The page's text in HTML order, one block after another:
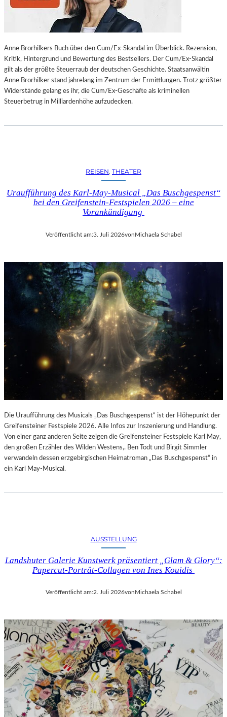
U
G
S
B
E
R
S
H
A
B
K
U
L
T
U
R
-
B
O
G
Anne Brorhilkers Buch über den Cum/Ex-Skandal im Überblick. Rezension,
Kritik, Hintergrund und Bewertung des Bestsellers. Der Cum/Ex-Skandal
gilt als der größte Steuerraub der deutschen Geschichte. Staatsanwältin
Anne Brorhilker stand jahrelang im Zentrum der Ermittlungen. Trotz größter
Widerstände gelang es ihr, die Cum/Ex-Geschäfte als kriminellen
Steuerbetrug in Milliardenhöhe aufzudecken.
REISEN, THEATER
Uraufführung des Karl-May-Musical „Das Buschgespenst“
bei den Greifenstein-Festspielen 2026 – eine
Vorankündigung
Veröffentlicht am:3. Juli 2026vonMichaela Schabel
Die Uraufführung des Musicals „Das Buschgespenst“ ist der Höhepunkt der
Greifensteiner Festspiele 2026. Alle Infos zur Inszenierung und Handlung.
Von einer ganz anderen Seite zeigen die Greifensteiner Festspiele Karl May,
den großen Erzähler des Wilden Westens,. Ben Todt und Birgit Simmler
verwandeln dessen erzgebirgischen Heimatroman „Das Buschgespenst“ in
ein Karl May-Musical.
AUSSTELLUNG
Landshuter Galerie Kunstwerk präsentiert „Glam & Glory“:
Papercut-Porträt-Collagen von Ines Kouidis
Veröffentlicht am:2. Juli 2026vonMichaela Schabel